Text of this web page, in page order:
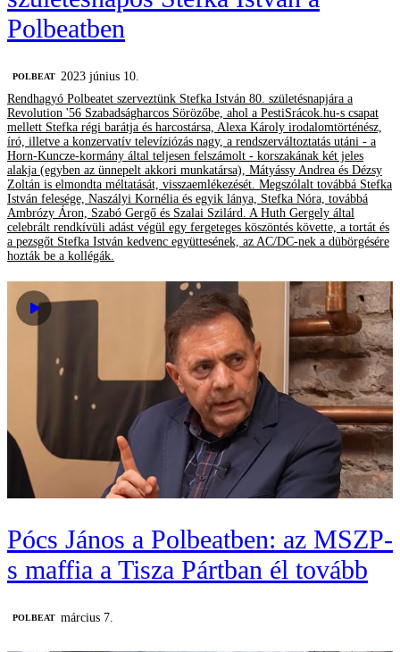
Polbeatben
‎POLBEAT
2023 június 10.
Rendhagyó Polbeatet szerveztünk Stefka István 80. születésnapjára a
Revolution '56 Szabadságharcos Sörözőbe, ahol a PestiSrácok.hu-s csapat
mellett Stefka régi barátja és harcostársa, Alexa Károly irodalomtörténész,
író, illetve a konzervatív televíziózás nagy, a rendszerváltoztatás utáni - a
Horn-Kuncze-kormány által teljesen felszámolt - korszakának két jeles
alakja (egyben az ünnepelt akkori munkatársa), Mátyássy Andrea és Dézsy
Zoltán is elmondta méltatását, visszaemlékezését. Megszólalt továbbá Stefka
István felesége, Naszályi Kornélia és egyik lánya, Stefka Nóra, továbbá
Ambrózy Áron, Szabó Gergő és Szalai Szilárd. A Huth Gergely által
celebrált rendkívüli adást végül egy fergeteges köszöntés követte, a tortát és
a pezsgőt Stefka István kedvenc együttesének, az AC/DC-nek a dübörgésére
hozták be a kollégák.
Pócs János a Polbeatben: az MSZP-
s maffia a Tisza Pártban él tovább
‎POLBEAT március 7.